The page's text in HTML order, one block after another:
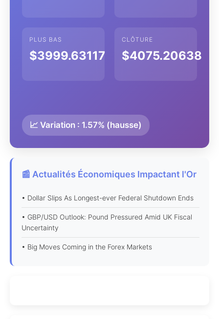
PLUS BAS
$3999.63117
CLÔTURE
$4075.20638
📈 Variation : 1.57% (hausse)
📰 Actualités Économiques Impactant l'Or
• Dollar Slips As Longest-ever Federal Shutdown Ends
• GBP/USD Outlook: Pound Pressured Amid UK Fiscal
Uncertainty
• Big Moves Coming in the Forex Markets